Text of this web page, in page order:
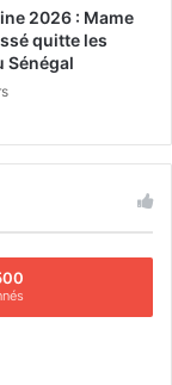
2026 : Mame
quitte les
Sénégal